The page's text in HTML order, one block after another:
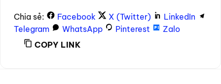
Chia sẻ: Facebook X (Twitter)
LinkedIn
Telegram
WhatsApp Pinterest
Zalo
COPY LINK